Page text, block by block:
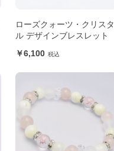
ローズクォーツ・クリスタ
ル デザインブレスレット
6,100